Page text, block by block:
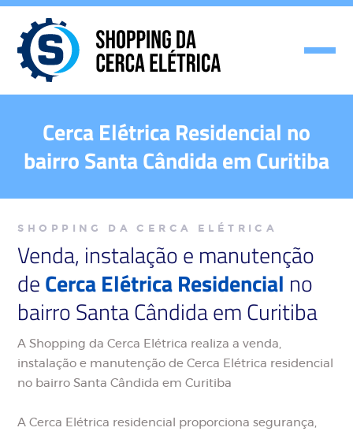
Cerca Elétrica Residencial no
bairro Santa Cândida em Curitiba
SHOPPING DA CERCA ELÉTRICA
Venda, instalação e manutenção
deCerca Elétrica Residencial no
bairro Santa Cândida em Curitiba
A Shopping da Cerca Elétrica realiza a venda,
instalação e manutenção de Cerca Elétrica residencial
no bairro Santa Cândida em Curitiba
A Cerca Elétrica residencial proporciona segurança,